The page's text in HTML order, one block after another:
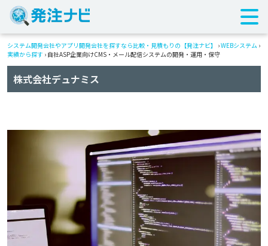
システム開発会社やアプリ開発会社を探すなら比較・見積もりの【発注ナビ】 ›WEBシステム ›
実績から探す › 自社ASP企業向けCMS・メール配信システムの開発・運用・保守
株式会社デュナミス